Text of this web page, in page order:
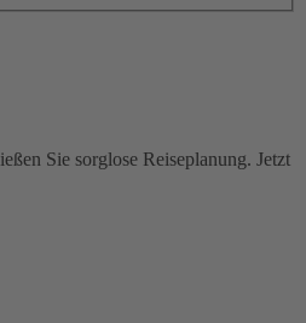
Sie sorglose Reiseplanung. Jetzt